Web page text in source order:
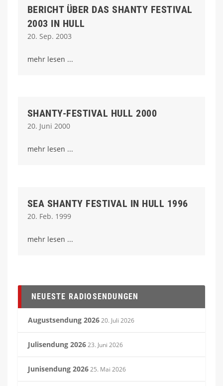
BERICHT ÜBER DAS SHANTY FESTIVAL
2003 IN HULL
20. Sep. 2003
mehr lesen
SHANTY-FESTIVAL HULL 2000
20. Juni 2000
mehr lesen
SEA SHANTY FESTIVAL IN HULL 1996
20. Feb. 1999
mehr lesen
NEUESTE RADIOSENDUNGEN
Augustsendung 202620. Juli 2026
Julisendung 202623. Juni 2026
Junisendung 202625. Mai 2026